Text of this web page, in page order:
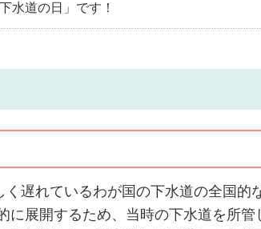
水道の日」です！
遅れているわが国の下水道の全国的
に展開するため、当時の下水道を所